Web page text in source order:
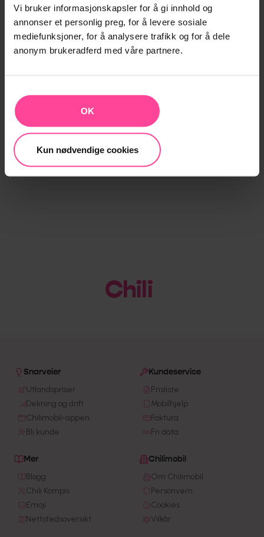
Vi bruker informasjonskapsler for å gi innhold og
annonser et personlig preg, for å levere sosiale
mediefunksjoner, for å analysere trafikk og for å dele
anonym brukeradferd med våre partnere.
OK
Kun nødvendige cookies
Chili
Snarveier
Utlandspriser
Dekning og drift
Chilimobil-appen
Bli kunde
Kundeservice
Prisliste
Mobilhjelp
Faktura
Fri data
Mer
Blogg
Chili Kompis
Emoji
Nettstedsoversikt
Chilimobil
Om Chilimobil
Personvern
Cookies
Vilkår